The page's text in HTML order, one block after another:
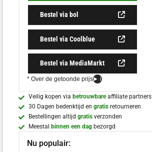
Bestel via bol
Bestel via Coolblue
Bestel via MediaMarkt
* Over de getoonde prijs i
Veilig kopen via betrouwbareaffiliate partners
30 Dagen bedenktijd engratis retourneren
Bestellingen altijdgratisverzonden
Meestal
binnen een dag bezorgd
Nu populair: